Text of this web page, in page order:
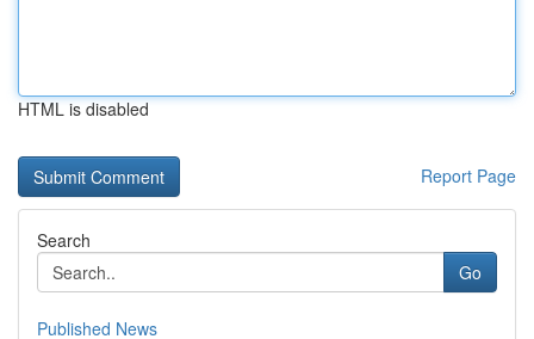
HTML is disabled
Report Page
Search
Go
Published News